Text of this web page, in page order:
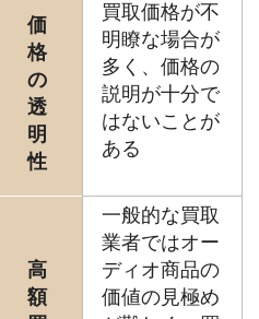
価
格
の
透
明
性
買取価格が不
明瞭な場合が
多く、価格の
説明が十分で
はないことが
ある
高
額
一般的な買取
業者ではオー
ディオ商品の
価値の見極め